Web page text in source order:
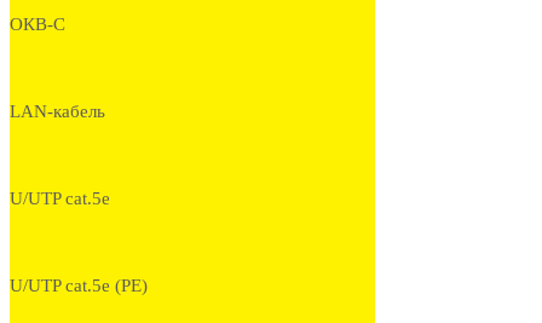
ОКВ-С
LAN-кабель
U/UTP cat.5e
U/UTP cat.5e (PE)